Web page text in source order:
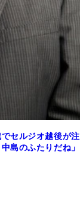
セルジオ越後が注
島のふたりだね」